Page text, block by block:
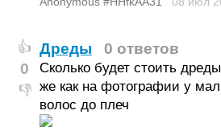
👍
0
👎
Дреды 0 ответов
Сколько будет стоить
же как на фотографии у
волос до плеч